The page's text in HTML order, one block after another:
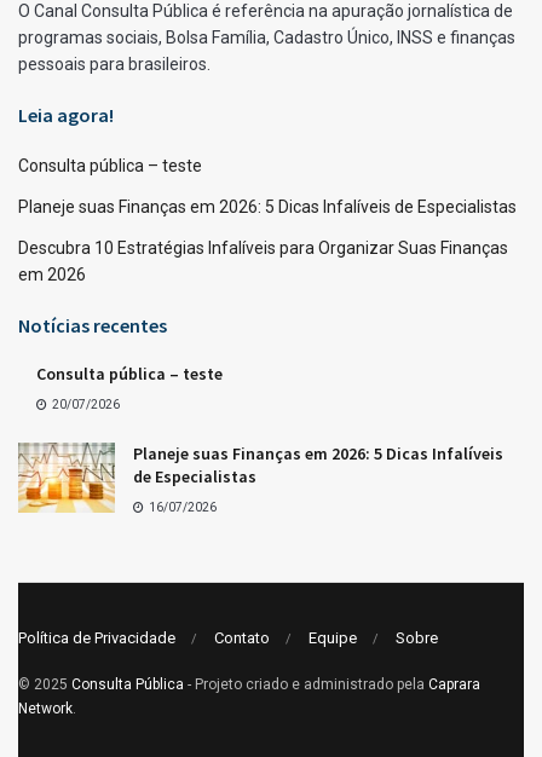
O Canal Consulta Pública é referência na apuração jornalística de
programas sociais, Bolsa Família, Cadastro Único, INSS e finanças
pessoais para brasileiros.
Leia agora!
Consulta pública – teste
Planeje suas Finanças em 2026: 5 Dicas Infalíveis de Especialistas
Descubra 10 Estratégias Infalíveis para Organizar Suas Finanças
em 2026
Notícias recentes
Consulta pública – teste
20/07/2026
Planeje suas Finanças em 2026: 5 Dicas Infalíveis
de Especialistas
16/07/2026
Política de Privacidade Contato Equipe Sobre
© 2025 Consulta Pública - Projeto criado e administrado pela Caprara
Network.